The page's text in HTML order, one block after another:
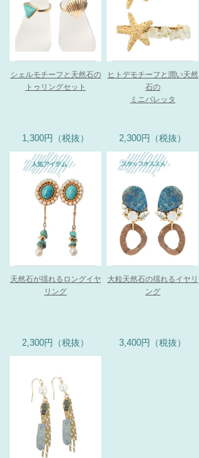
シェルモチーフと天然石の
トゥリングセット
1,300円（税抜）
ヒトデモチーフと潤い天然
石の
ミニバレッタ
2,300円（税抜）
天然石が揺れるロングイヤ
リング
2,300円（税抜）
大粒天然石の揺れるイヤリ
ング
3,400円（税抜）